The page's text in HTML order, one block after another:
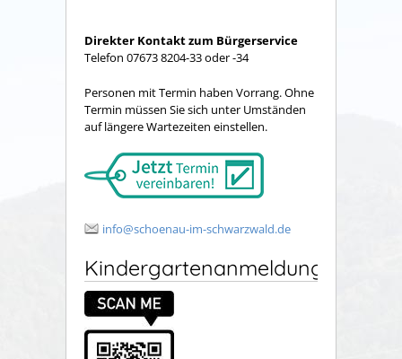
Direkter Kontakt zum Bürgerservice
Telefon 07673 8204-33 oder -34
Personen mit Termin haben Vorrang. Ohne
Termin müssen Sie sich unter Umständen
auf längere Wartezeiten einstellen.
info@schoenau-im-schwarzwald.de
Kindergartenanmeldung